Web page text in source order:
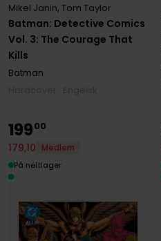
Batman: Detective Comics
Vol. 3: The Courage That
Kills
Mikel Janin, Tom Taylor
Batman
19900
179,10
Medlem
På nettlager